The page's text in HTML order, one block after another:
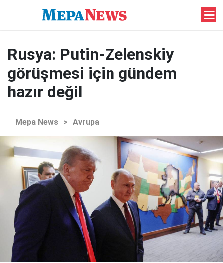
Rusya: Putin-Zelenskiy
görüşmesi için gündem
hazır değil
Mepa News > Avrupa